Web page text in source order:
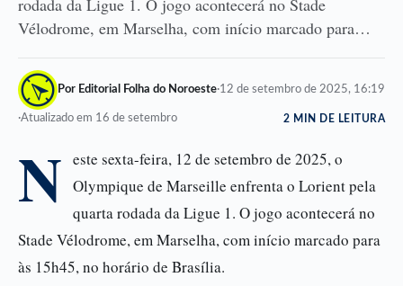
rodada da Ligue 1. O jogo acontecerá no Stade
Vélodrome, em Marselha, com início marcado para…
Por Editorial Folha do Noroeste·12 de setembro de 2025, 16:19
·Atualizado em 16 de setembro 2 MIN DE LEITURA
N este sexta-feira, 12 de setembro de 2025, o
Olympique de Marseille enfrenta o Lorient pela
quarta rodada da Ligue 1. O jogo acontecerá no
Stade Vélodrome, em Marselha, com início marcado para
às 15h45, no horário de Brasília.